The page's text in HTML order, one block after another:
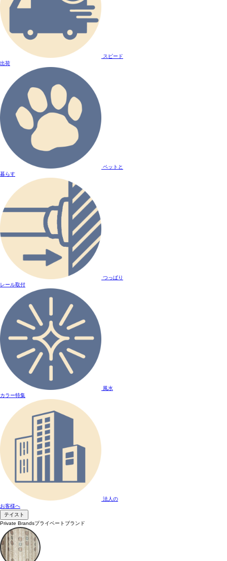
スピード
出荷
ペットと
暮らす
つっぱり
レール取付
風水
カラー特集
法人の
お客様へ
テイスト
Private Brandsプライベートブランド